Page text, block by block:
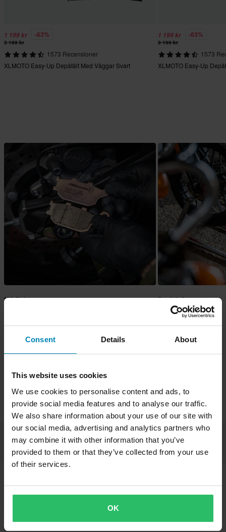
Consent Details About
This website uses cookies
We use cookies to personalise content and ads, to
provide social media features and to analyse our traffic.
We also share information about your use of our site with
our social media, advertising and analytics partners who
may combine it with other information that you’ve
provided to them or that they’ve collected from your use
of their services.
OK
1 199 kr -63%
3 199 kr
1573 Recensioner
XLMOTO Easy-Up Depåtält Med Väggar Svart
1 199 kr -63%
3 199 kr
1573
XLMOTO Easy-Up
MC-Delar Depå & Garage
Varumärken Proworks Livsstil & Outdoor Outdoor-utrustning
Matlagning & Livsmedel
Alla Outdoor-utrustning Matlagning & Livsmedel
Sortera & Filtrera (0) 1 produkter